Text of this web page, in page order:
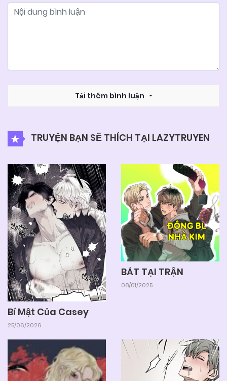
Chapter 1 04/06/2025
Tải thêm bình luận
TRUYỆN BẠN SẼ THÍCH TẠI LAZYTRUYEN
Bí Mật Của Casey
25/06/2026
BẮT TẠI TRẬN
08/01/2025